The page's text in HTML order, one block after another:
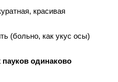
красивая
(больно, как укус осы)
пауков одинаково